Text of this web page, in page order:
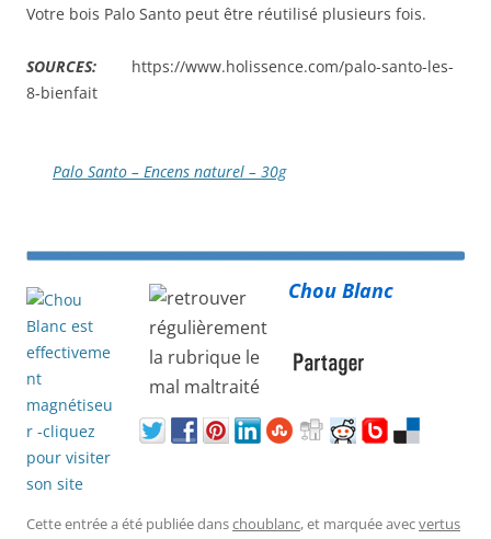
Votre bois Palo Santo peut être réutilisé plusieurs fois.
SOURCES:
https://www.holissence.com/palo-santo-les-
8-bienfait
Palo Santo – Encens naturel – 30g
Chou Blanc
Cette entrée a été publiée danschoublanc, et marquée avecvertus